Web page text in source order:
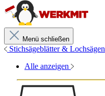
Menü schließen
Stichsägeblätter & Lochsägen
Alle anzeigen